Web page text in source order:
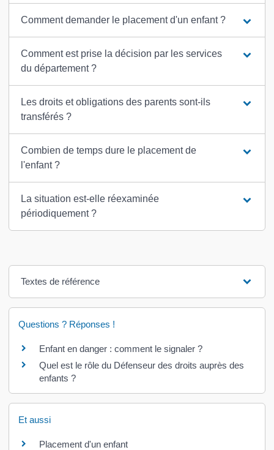
Comment demander le placement d'un enfant ?
Comment est prise la décision par les services
du département ?
Les droits et obligations des parents sont-ils
transférés ?
Combien de temps dure le placement de
l'enfant ?
La situation est-elle réexaminée
périodiquement ?
Textes de référence
Questions ? Réponses !
Enfant en danger : comment le signaler ?
Quel est le rôle du Défenseur des droits auprès des
enfants ?
Et aussi
Placement d'un enfant